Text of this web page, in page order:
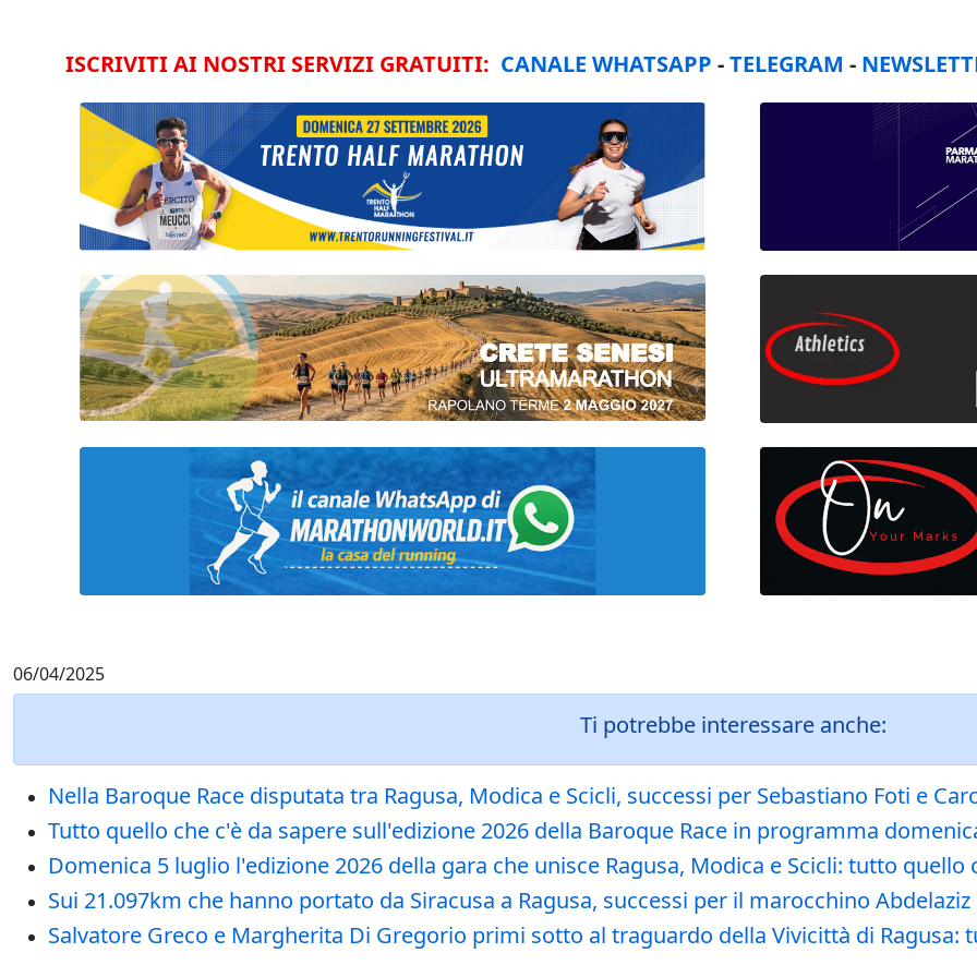
ISCRIVITI AI NOSTRI SERVIZI GRATUITI: CANALE WHATSAPP -TELEGRAM -
06/04/2025
Ti potrebbe interessare anche:
Nella Baroque Race disputata tra Ragusa, Modica e Scicli, successi per Sebastiano Foti e
Tutto quello che c'è da sapere sull'edizione 2026 della Baroque Race in programma
Domenica 5 luglio l'edizione 2026 della gara che unisce Ragusa, Modica e Scicli: tutto quello
Sui 21.097km che hanno portato da Siracusa a Ragusa, successi per il marocchino
Salvatore Greco e Margherita Di Gregorio primi sotto al traguardo della Vivicittà di Ragusa: